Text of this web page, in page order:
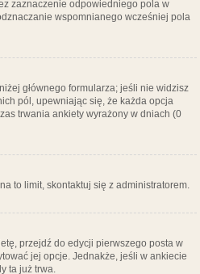
zaznaczenie odpowiedniego pola w
wspomnianego wcześniej pola
głównego formularza; jeśli nie widzisz
pól, upewniając się, że każda opcja
trwania ankiety wyrażony w dniach (0
to limit, skontaktuj się z administratorem.
przejdź do edycji pierwszego posta w
jej opcje. Jednakże, jeśli w ankiecie
ta już trwa.